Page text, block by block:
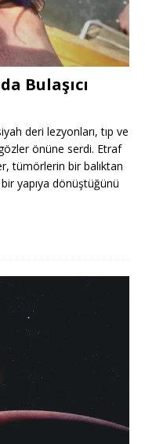
Bulaşıcı
deri lezyonları, tıp ve
önüne serdi. Etraf
tümörlerin bir balıktan
yapıya dönüştüğünü